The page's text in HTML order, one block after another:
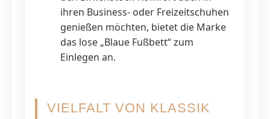
ihren Business- oder Freizeitschuhen
genießen möchten, bietet die Marke
das lose „Blaue Fußbett“ zum
Einlegen an.
VIELFALT VON KLASSIK